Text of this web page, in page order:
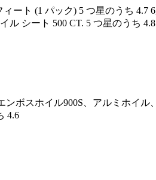
ート (1 パック) 5 つ星のうち
ル シート 500 CT. 5 つ星のうち 4.8
ボスホイル900S、アルミホイ
4.6